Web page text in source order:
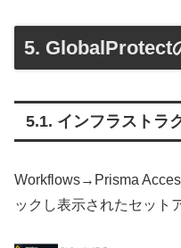
GlobalProtect
インフラストラ
Workflows→Prisma
ックし表示されたセット